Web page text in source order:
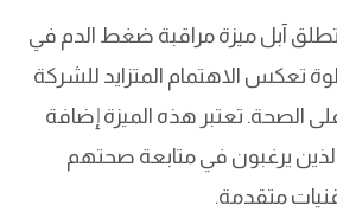
آبل ميزة مراقبة ضغط الدم في
خطوة تعكس الاهتمام المتزايد للشركة
الصحة. تعتبر هذه الميزة إضافة
يرغبون في متابعة صحتهم
متقدمة.